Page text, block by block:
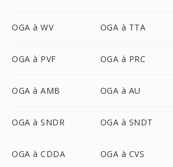
OGA à WV OGA à TTA
OGA à PVF OGA à PRC
OGA à AMB OGA à AU
OGA à SNDR OGA à SNDT
OGA à CDDA OGA à CVS